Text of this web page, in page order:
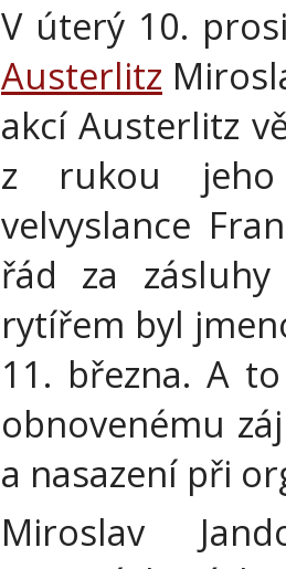
V úterý 10.
Austerlitz
akcí Austerlitz
z rukou jeho
velvyslance
řád za
rytířem byl
11. března. A
obnovenému
a nasazení při
Miroslav